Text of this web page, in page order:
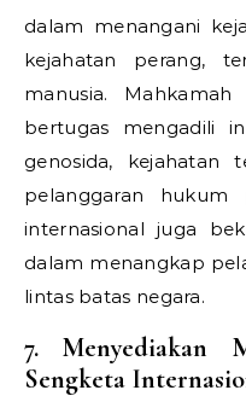
dalam menangani
kejahatan perang,
manusia.
bertugas mengadili
genosida, kejahatan
pelanggaran hukum
internasional juga
dalam menangkap
lintas batas negara.
7. Menyediakan
Sengketa